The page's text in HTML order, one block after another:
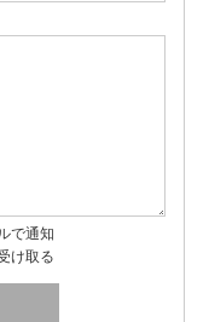
で通知
け取る